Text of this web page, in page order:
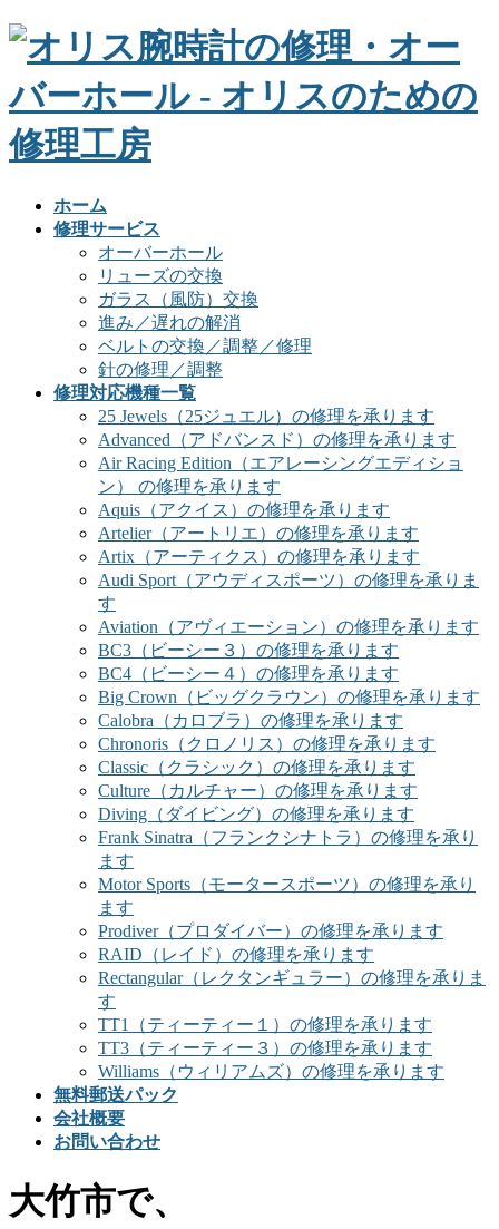
ホーム
修理サービス
オーバーホール
リューズの交換
ガラス（風防）交換
進み／遅れの解消
ベルトの交換／調整／修理
針の修理／調整
修理対応機種一覧
25 Jewels（25ジュエル）の修理を承ります
Advanced（アドバンスド）の修理を承ります
Air Racing Edition（エアレーシングエディショ
ン） の修理を承ります
Aquis（アクイス）の修理を承ります
Artelier（アートリエ）の修理を承ります
Artix（アーティクス）の修理を承ります
Audi Sport（アウディスポーツ）の修理を承りま
す
Aviation（アヴィエーション）の修理を承ります
BC3（ビーシー３）の修理を承ります
BC4（ビーシー４）の修理を承ります
Big Crown（ビッグクラウン）の修理を承ります
Calobra（カロブラ）の修理を承ります
Chronoris（クロノリス）の修理を承ります
Classic（クラシック）の修理を承ります
Culture（カルチャー）の修理を承ります
Diving（ダイビング）の修理を承ります
Frank Sinatra（フランクシナトラ）の修理を承り
ます
Motor Sports（モータースポーツ）の修理を承り
ます
Prodiver（プロダイバー）の修理を承ります
RAID（レイド）の修理を承ります
Rectangular（レクタンギュラー）の修理を承りま
す
TT1（ティーティー１）の修理を承ります
TT3（ティーティー３）の修理を承ります
Williams（ウィリアムズ）の修理を承ります
無料郵送パック
会社概要
お問い合わせ
大竹市で、